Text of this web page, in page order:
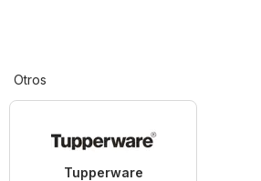
Otros
Tupperware